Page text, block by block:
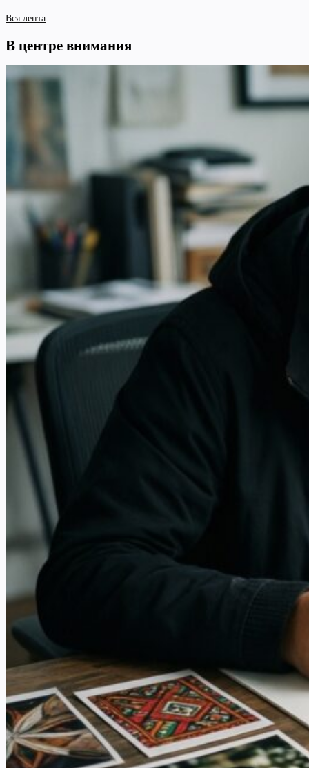
Вся лента
В центре внимания